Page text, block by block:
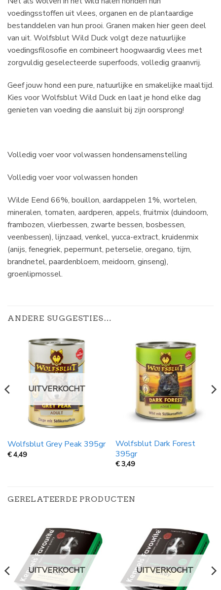
voedingsstoffen uit vlees, organen en de plantaardige
bestanddelen van hun prooi. Granen maken hier geen deel
van uit. Wolfsblut Wild Duck volgt deze natuurlijke
voedingsfilosofie en combineert hoogwaardig vlees met
zorgvuldig geselecteerde superfoods, volledig graanvrij.
Geef jouw hond een pure, natuurlijke en smakelijke maaltijd.
Kies voor Wolfsblut Wild Duck en laat je hond elke dag
genieten van voeding die aansluit bij zijn oorsprong!
Volledig voer voor volwassen hondensamenstelling
Volledig voer voor volwassen honden
Wilde Eend 66%, bouillon, aardappelen 1%, wortelen,
mineralen, tomaten, aardperen, appels, fruitmix (duindoorn,
frambozen, vlierbessen, zwarte bessen, bosbessen,
veenbessen), lijnzaad, venkel, yucca-extract, kruidenmix
(anijs, fenegriek, pepermunt, peterselie, oregano, tijm,
brandnetel, paardenbloem, meidoorn, ginseng),
groenlipmossel.
ANDERE SUGGESTIES…
UITVERKOCHT
Wolfsblut Grey Peak 395gr
€4,49
Wolfsblut Dark Forest
395gr
€3,49
GERELATEERDE PRODUCTEN
UITVERKOCHT UITVERKOCHT